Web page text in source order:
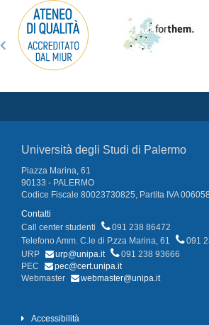
Università degli Studi di Palermo
Piazza Marina, 61
90133 - PALERMO
Codice Fiscale 80023730825, Partita IVA
Contatti
Call center studenti
091 238 86472
Telefono Amm. C.le di P.zza Marina, 61
091
URP
urp@unipa.it
091 238 93666
PEC
pec@cert.unipa.it
Webmaster
webmaster@unipa.it
Accessibilità